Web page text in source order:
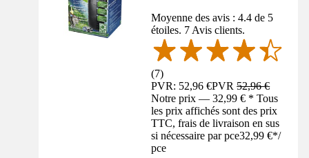
Moyenne des avis : 4.4 de 5
étoiles. 7 Avis clients.
(7)
PVR: 52,96 €PVR52,96 €
Notre prix — 32,99 € * Tous
les prix affichés sont des prix
TTC, frais de livraison en sus
si nécessaire par pce32,99 €*/
pce